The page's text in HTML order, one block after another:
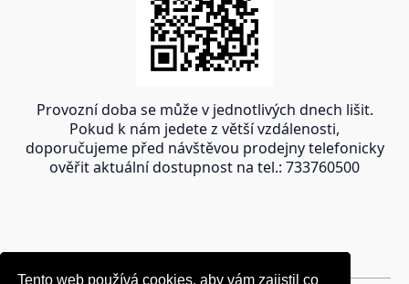
Tento web používá cookies, aby vám zajistil co
Tento web používá cookies, aby vám zajistil co
Provozní doba se může v jednotlivých dnech lišit.
Pokud k nám jedete z větší vzdálenosti,
doporučujeme před návštěvou prodejny telefonicky
ověřit aktuální dostupnost na tel.: 733760500